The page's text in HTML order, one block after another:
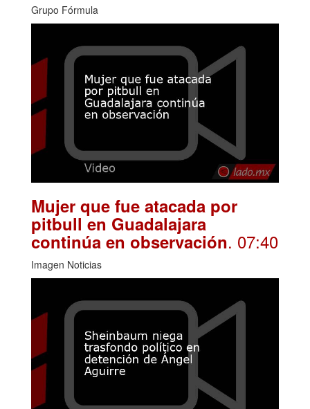
Grupo Fórmula
Mujer que fue atacada por
pitbull en Guadalajara
continúa en observación. 07:40
Imagen Noticias